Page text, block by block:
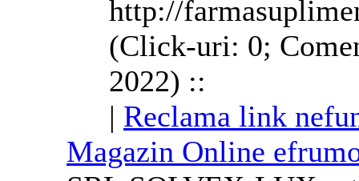
http://
(Click-uri: 0;
2022) ::
| Reclama link
Magazin Online